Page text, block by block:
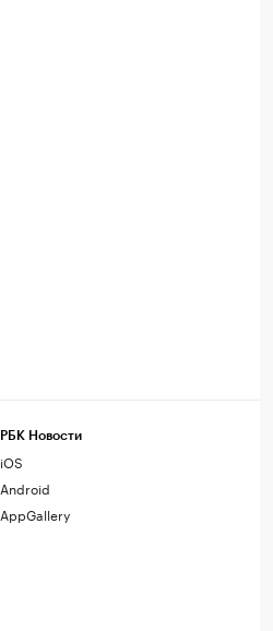
РБК Новости
iOS
Android
AppGallery